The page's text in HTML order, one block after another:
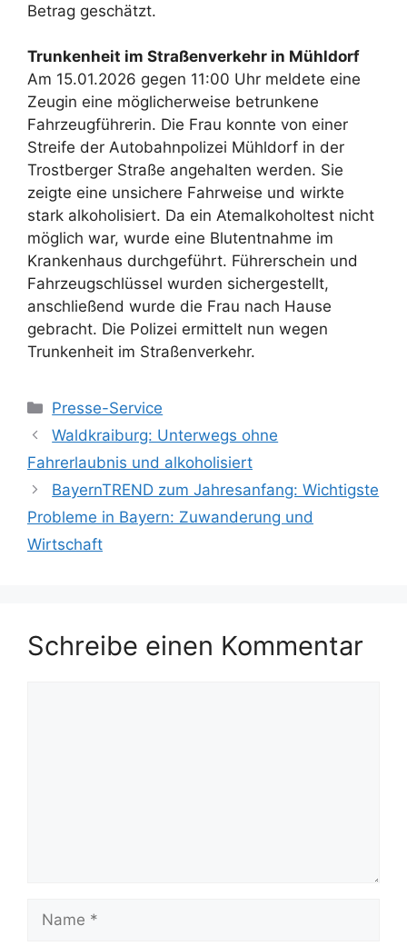
Betrag geschätzt.
Trunkenheit im Straßenverkehr in Mühldorf
Am 15.01.2026 gegen 11:00 Uhr meldete eine
Zeugin eine möglicherweise betrunkene
Fahrzeugführerin. Die Frau konnte von einer
Streife der Autobahnpolizei Mühldorf in der
Trostberger Straße angehalten werden. Sie
zeigte eine unsichere Fahrweise und wirkte
stark alkoholisiert. Da ein Atemalkoholtest nicht
möglich war, wurde eine Blutentnahme im
Krankenhaus durchgeführt. Führerschein und
Fahrzeugschlüssel wurden sichergestellt,
anschließend wurde die Frau nach Hause
gebracht. Die Polizei ermittelt nun wegen
Trunkenheit im Straßenverkehr.
Kategorien
Presse-Service
Waldkraiburg: Unterwegs ohne
Fahrerlaubnis und alkoholisiert
BayernTREND zum Jahresanfang: Wichtigste
Probleme in Bayern: Zuwanderung und
Wirtschaft
Schreibe einen Kommentar
Name